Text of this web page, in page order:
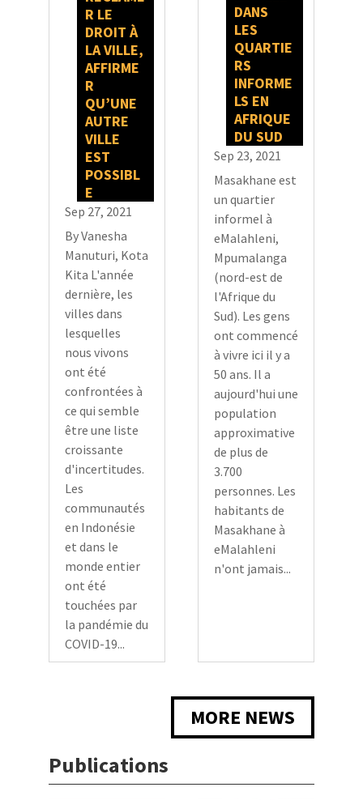
R LE
DROIT À
LA VILLE,
AFFIRME
R
QU’UNE
AUTRE
VILLE
EST
POSSIBL
E
Sep 27, 2021
By Vanesha
Manuturi, Kota
Kita L'année
dernière, les
villes dans
lesquelles
nous vivons
ont été
confrontées à
ce qui semble
être une liste
croissante
d'incertitudes.
Les
communautés
en Indonésie
et dans le
monde entier
ont été
touchées par
la pandémie du
COVID-19...
DANS
LES
QUARTIE
RS
INFORME
LS EN
AFRIQUE
DU SUD
Sep 23, 2021
Masakhane est
un quartier
informel à
eMalahleni,
Mpumalanga
(nord-est de
l'Afrique du
Sud). Les gens
ont commencé
à vivre ici il y a
50 ans. Il a
aujourd'hui une
population
approximative
de plus de
3.700
personnes. Les
habitants de
Masakhane à
eMalahleni
n'ont jamais...
MORE NEWS
Publications